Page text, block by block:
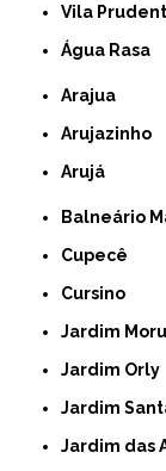
Vila
Água Rasa
Arajua
Arujazinho
Arujá
Balneário
Cupecê
Cursino
Jardim
Jardim Orly
Jardim
Jardim das